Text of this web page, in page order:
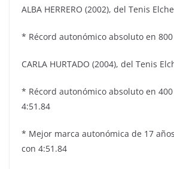
ALBA HERRERO (2002), del Tenis
* Récord autonómico absoluto en
CARLA HURTADO (2004), del Tenis
* Récord autonómico absoluto en
4:51.84
* Mejor marca autonómica de 17
con 4:51.84